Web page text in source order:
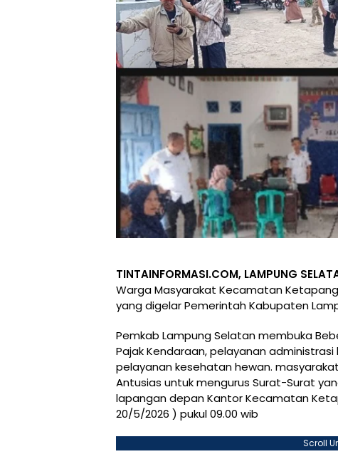
TINTAINFORMASI.COM, LAMPUNG
Warga Masyarakat Kecamatan
yang digelar Pemerintah Kabupaten
Pemkab Lampung Selatan membuka
Pajak Kendaraan, pelayanan
pelayanan kesehatan hewan.
Antusias untuk mengurus Surat-Surat
lapangan depan Kantor Kecamatan
20/5/2026 ) pukul 09.00 wib
Scroll